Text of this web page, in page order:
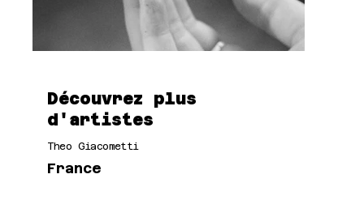
Découvrez plus
d'artistes
Theo Giacometti
France